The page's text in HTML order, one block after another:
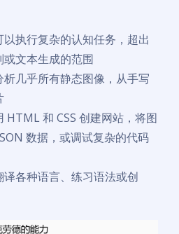
执行复杂的认知任务，超出
文本生成的范围
几乎所有静态图像，从手写
HTML 和 CSS 创建网站，将图
数据，或调试复杂的代码
各种语言、练习语法或创